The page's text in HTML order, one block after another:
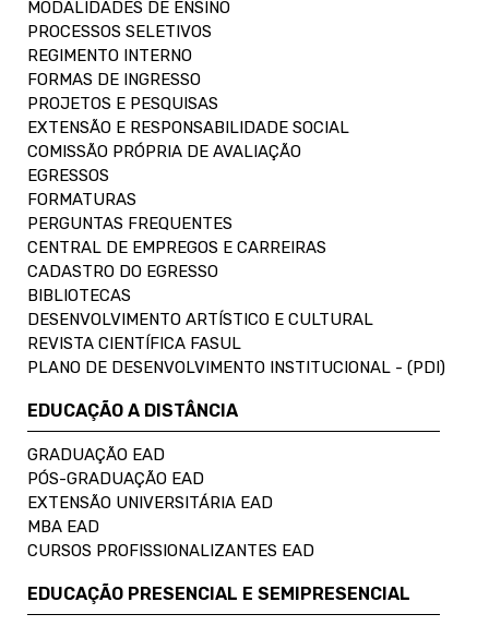
MODALIDADES DE ENSINO
PROCESSOS SELETIVOS
REGIMENTO INTERNO
FORMAS DE INGRESSO
PROJETOS E PESQUISAS
EXTENSÃO E RESPONSABILIDADE SOCIAL
COMISSÃO PRÓPRIA DE AVALIAÇÃO
EGRESSOS
FORMATURAS
PERGUNTAS FREQUENTES
CENTRAL DE EMPREGOS E CARREIRAS
CADASTRO DO EGRESSO
BIBLIOTECAS
DESENVOLVIMENTO ARTÍSTICO E CULTURAL
REVISTA CIENTÍFICA FASUL
PLANO DE DESENVOLVIMENTO INSTITUCIONAL - (PDI)
EDUCAÇÃO A DISTÂNCIA
GRADUAÇÃO EAD
PÓS-GRADUAÇÃO EAD
EXTENSÃO UNIVERSITÁRIA EAD
MBA EAD
CURSOS PROFISSIONALIZANTES EAD
EDUCAÇÃO PRESENCIAL E SEMIPRESENCIAL